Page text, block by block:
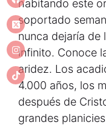
habitando este
soportado
nunca dejaría de
infinito. Conoce
aridez. Los
4.000 años, los
después de
grandes